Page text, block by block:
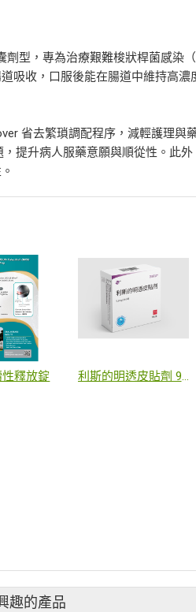
型，專為治療艱難梭狀桿菌感染
吸收，口服後能在腸道中維持高濃
省去繁瑣調配程序，減輕護理與
提升病人服藥意願與順從性。此
釋放錠 利斯的明透皮貼劑 9.5毫克/24小時
趣的產品